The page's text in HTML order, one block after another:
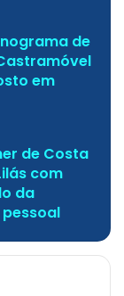
de
em
de Costa
com
da